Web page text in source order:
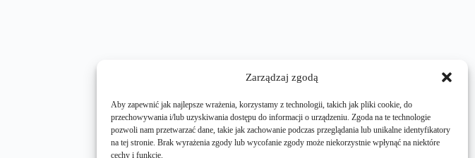
Zarządzaj zgodą
Aby zapewnić jak najlepsze wrażenia, korzystamy z technologii, takich jak pliki cookie, do
przechowywania i/lub uzyskiwania dostępu do informacji o urządzeniu. Zgoda na te technologie
pozwoli nam przetwarzać dane, takie jak zachowanie podczas przeglądania lub unikalne identyfikatory
na tej stronie. Brak wyrażenia zgody lub wycofanie zgody może niekorzystnie wpłynąć na niektóre
cechy i funkcje.